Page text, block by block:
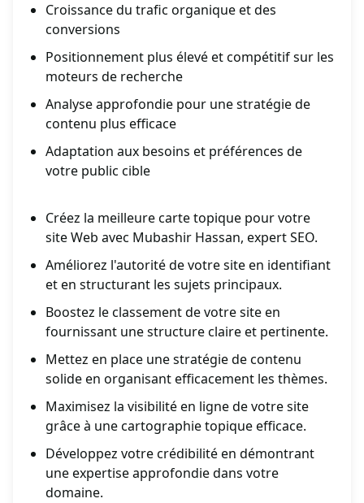
Croissance du trafic organique et des
conversions
Positionnement plus élevé et compétitif sur les
moteurs de recherche
Analyse approfondie pour une stratégie de
contenu plus efficace
Adaptation aux besoins et préférences de
votre public cible
Créez la meilleure carte topique pour votre
site Web avec Mubashir Hassan, expert SEO.
Améliorez l'autorité de votre site en identifiant
et en structurant les sujets principaux.
Boostez le classement de votre site en
fournissant une structure claire et pertinente.
Mettez en place une stratégie de contenu
solide en organisant efficacement les thèmes.
Maximisez la visibilité en ligne de votre site
grâce à une cartographie topique efficace.
Développez votre crédibilité en démontrant
une expertise approfondie dans votre
domaine.